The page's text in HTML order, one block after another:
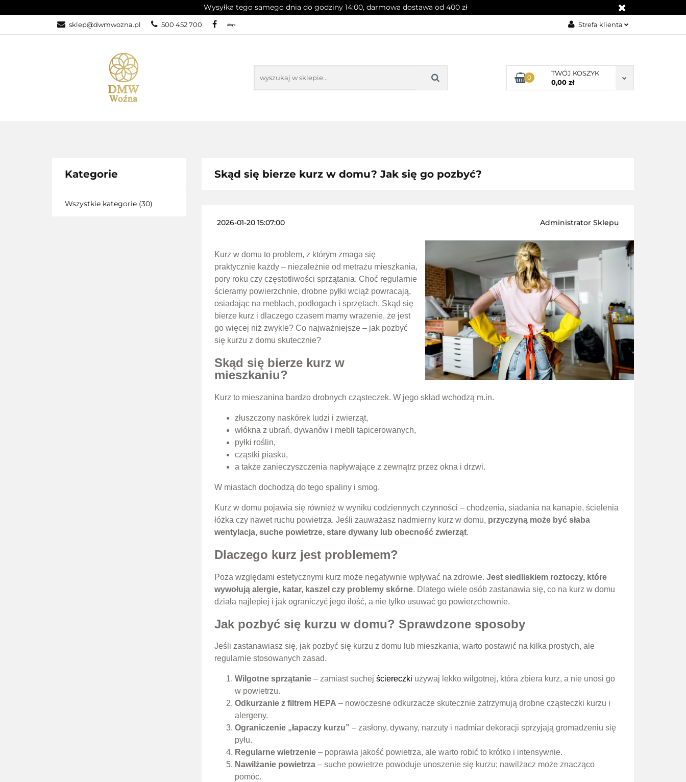
Wysyłka tego samego dnia do godziny 14:00, darmowa dostawa od 400 zł
sklep@dwmwozna.pl 500 452 700 Strefa klienta
Dodaj zgłoszenie
Zgody cookies
0
TWÓJ KOSZYK
0,00 zł
Kategorie
Wszystkie kategorie (30)
Skąd się bierze kurz w domu? Jak się go pozbyć?
2026-01-20 15:07:00 Administrator Sklepu
Kurz w domu to problem, z którym zmaga się
praktycznie każdy – niezależnie od metrażu mieszkania,
pory roku czy częstotliwości sprzątania. Choć regularnie
ścieramy powierzchnie, drobne pyłki wciąż powracają,
osiadając na meblach, podłogach i sprzętach. Skąd się
bierze kurz i dlaczego czasem mamy wrażenie, że jest
go więcej niż zwykle? Co najważniejsze – jak pozbyć
się kurzu z domu skutecznie?
Skąd się bierze kurz w
mieszkaniu?
Kurz to mieszanina bardzo drobnych cząsteczek. W jego skład wchodzą m.in.
złuszczony naskórek ludzi i zwierząt,
włókna z ubrań, dywanów i mebli tapicerowanych,
pyłki roślin,
cząstki piasku,
a także zanieczyszczenia napływające z zewnątrz przez okna i drzwi.
W miastach dochodzą do tego spaliny i smog.
Kurz w domu pojawia się również w wyniku codziennych czynności – chodzenia, siadania na kanapie, ścielenia
łóżka czy nawet ruchu powietrza. Jeśli zauważasz nadmierny kurz w domu, przyczyną może być słaba
wentylacja, suche powietrze, stare dywany lub obecność zwierząt.
Dlaczego kurz jest problemem?
Poza względami estetycznymi kurz może negatywnie wpływać na zdrowie. Jest siedliskiem roztoczy, które
wywołują alergie, katar, kaszel czy problemy skórne. Dlatego wiele osób zastanawia się, co na kurz w domu
działa najlepiej i jak ograniczyć jego ilość, a nie tylko usuwać go powierzchownie.
Jak pozbyć się kurzu w domu? Sprawdzone sposoby
Jeśli zastanawiasz się, jak pozbyć się kurzu z domu lub mieszkania, warto postawić na kilka prostych, ale
regularnie stosowanych zasad.
Wilgotne sprzątanie– zamiast suchej ściereczki używaj lekko wilgotnej, która zbiera kurz, a nie unosi go
w powietrzu.
Odkurzanie z filtrem HEPA – nowoczesne odkurzacze skutecznie zatrzymują drobne cząsteczki kurzu i
alergeny.
Ograniczenie „łapaczy kurzu” – zasłony, dywany, narzuty i nadmiar dekoracji sprzyjają gromadzeniu się
pyłu.
Regularne wietrzenie– poprawia jakość powietrza, ale warto robić to krótko i intensywnie.
Nawilżanie powietrza– suche powietrze powoduje unoszenie się kurzu; nawilżacz może znacząco
pomóc.